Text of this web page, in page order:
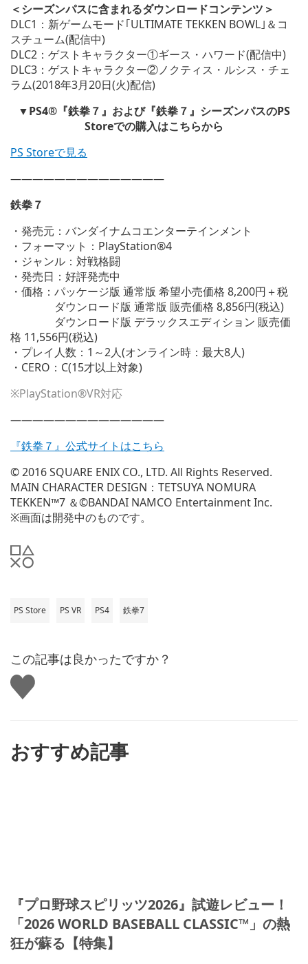
＜シーズンパスに含まれるダウンロードコンテンツ＞
DLC1：新ゲームモード｢ULTIMATE TEKKEN BOWL｣＆コ
スチューム(配信中)
DLC2：ゲストキャラクター①ギース・ハワード(配信中)
DLC3：ゲストキャラクター②ノクティス・ルシス・チェ
ラム(2018年3月20日(火)配信)
▼PS4®『鉄拳７』および『鉄拳７』シーズンパスのPS
Storeでの購入はこちらから
PS Storeで見る
——————————————
鉄拳７
・発売元：バンダイナムコエンターテインメント
・フォーマット：PlayStation®4
・ジャンル：対戦格闘
・発売日：好評発売中
・価格：パッケージ版 通常版 希望小売価格 8,200円＋税
ダウンロード版 通常版 販売価格 8,856円(税込)
ダウンロード版 デラックスエディション 販売価
格 11,556円(税込)
・プレイ人数：1～2人(オンライン時：最大8人)
・CERO：C(15才以上対象)
※PlayStation®VR対応
——————————————
『鉄拳７』公式サイトはこちら
© 2016 SQUARE ENIX CO., LTD. All Rights Reserved.
MAIN CHARACTER DESIGN：TETSUYA NOMURA
TEKKEN™7 ＆©BANDAI NAMCO Entertainment Inc.
※画面は開発中のものです。
PS Store PS VR PS4 鉄拳7
この記事は良かったですか？
い
い
おすすめ記事
『プロ野球スピリッツ2026』試遊レビュー！
「2026 WORLD BASEBALL CLASSIC™」の熱
狂が蘇る【特集】